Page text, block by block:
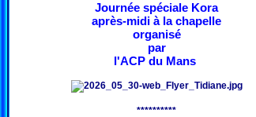
Journée spéciale Kora
après-midi à la chapelle
organisé
par
l'ACP du Mans
**********